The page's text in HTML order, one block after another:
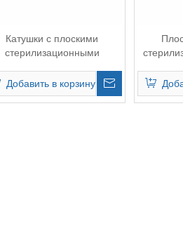
Катушки с плоскими
стерилизационными
Добавить в корзину